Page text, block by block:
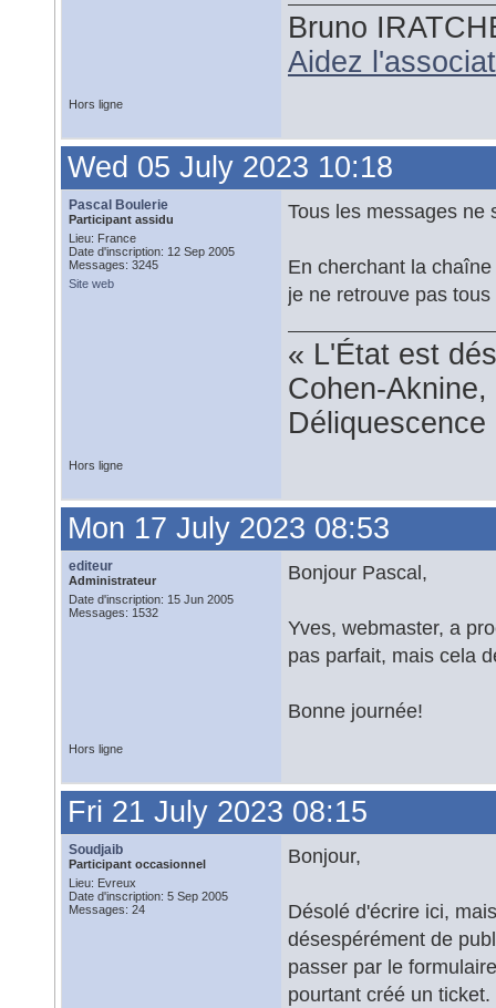
Bruno
Aidez
Hors ligne
Wed 05 July 2023 10:18
Pascal Boulerie
Participant assidu
Lieu: France
Date d'inscription: 12 Sep 2005
Messages: 3245
Site web
Tous les messages ne
En cherchant la
je ne retrouve pas
« L'État est
Cohen-
Hors ligne
Mon 17 July 2023 08:53
editeur
Administrateur
Date d'inscription: 15 Jun 2005
Messages: 1532
Bonjour Pascal,
Yves, webmaster, a
pas parfait, mais cela
Bonne journée!
Hors ligne
Fri 21 July 2023 08:15
Soudjaib
Participant occasionnel
Lieu: Evreux
Date d'inscription: 5 Sep 2005
Messages: 24
Bonjour,
Désolé d'écrire ici,
désespérément de
passer par le
pourtant créé un